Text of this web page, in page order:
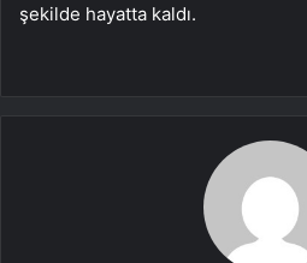
şekilde hayatta kaldı.